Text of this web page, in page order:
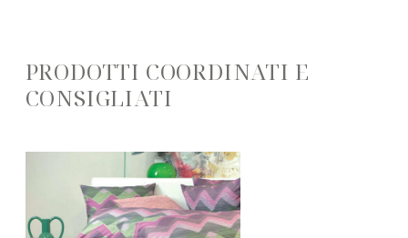
PRODOTTI COORDINATI E
CONSIGLIATI